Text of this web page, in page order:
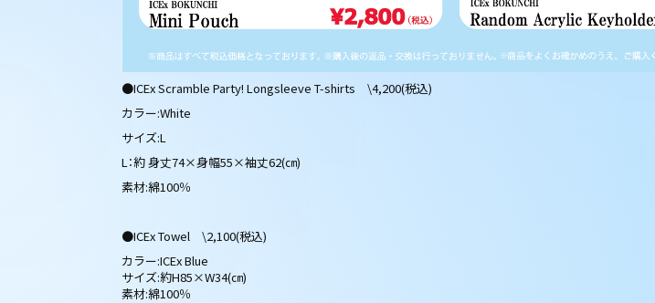
●ICEx Scramble Party! Longsleeve T-shirts \4,200(税込)
カラー:White
サイズ:L
L：約 身丈74×身幅55×袖丈62(㎝)
素材:綿100％
●ICEx Towel \2,100(税込)
カラー:ICEx Blue
サイズ:約H85×W34(㎝)
素材:綿100％